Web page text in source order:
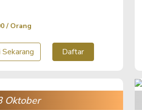
/ Orang
Daftar
Oktober